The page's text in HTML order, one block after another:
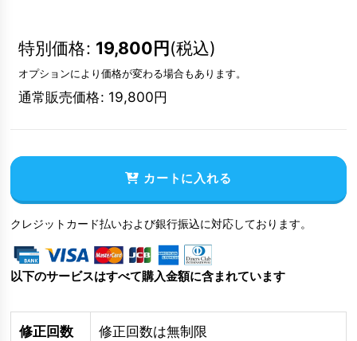
特別価格: 19,800円(税込)
オプションにより価格が変わる場合もあります。
通常販売価格: 19,800円
カートに入れる
クレジットカード払いおよび銀行振込に対応しております。
以下のサービスはすべて購入金額に含まれています
修正回数 修正回数は無制限